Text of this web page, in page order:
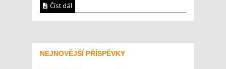
Číst dál
NEJNOVĚJŠÍ PŘÍSPĚVKY